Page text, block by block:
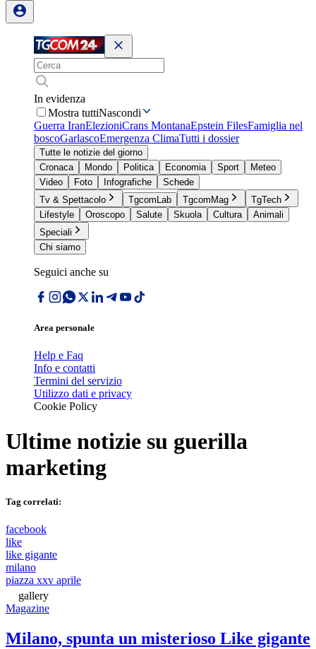
In evidenza
Mostra tuttiNascondi
Guerra IranElezioniCrans MontanaEpstein FilesFamiglia nel
boscoGarlascoEmergenza ClimaTutti i dossier
Tutte le notizie del giorno
Cronaca
Mondo Politica Economia Sport
Meteo
Video
Foto Infografiche
Schede
Tv & Spettacolo
TgcomLab TgcomMag
TgTech
Lifestyle
Oroscopo Salute Skuola Cultura
Animali
Speciali
Chi siamo
Seguici anche su
Area personale
Help e Faq
Info e contatti
Termini del servizio
Utilizzo dati e privacy
Cookie Policy
Ultime notizie su guerilla
marketing
Tag correlati:
facebook
like
like gigante
milano
piazza xxv aprile
gallery
Magazine
Milano, spunta un misterioso Like gigante